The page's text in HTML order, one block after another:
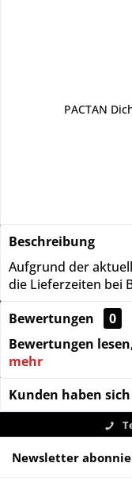
PACTAN
Beschreibung
Aufgrund der
die Lieferzeiten bei
Bewertungen
0
Bewertungen
mehr
Kunden haben
Newsletter